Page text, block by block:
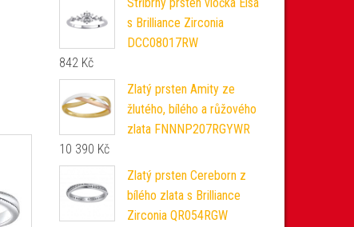
s Brilliance Zirconia
DCC08017RW
842 Kč
Zlatý prsten Amity ze
žlutého, bílého a růžového
zlata FNNNP207RGYWR
10 390 Kč
Zlatý prsten Cereborn z
bílého zlata s Brilliance
Zirconia QR054RGW